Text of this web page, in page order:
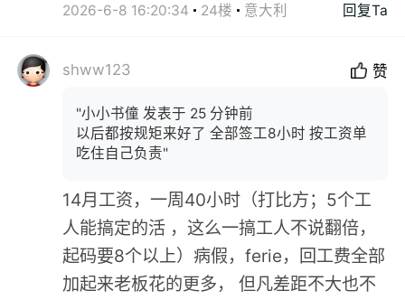
2026-6-8 16:20:34 24楼 意大利 回复Ta
shww123 赞
"小小书僮 发表于 25 分钟前
以后都按规矩来好了 全部签工8小时 按工资单
吃住自己负责"
14月工资，一周40小时（打比方；5个工
人能搞定的活 ，这么一搞工人不说翻倍，
起码要8个以上）病假，ferie，回工费全部
加起来老板花的更多， 但凡差距不大也不